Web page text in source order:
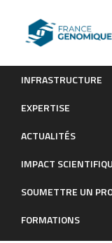
INFRASTRUCTURE
EXPERTISE
ACTUALITÉS
IMPACT
SOUMETTRE UN
FORMATIONS
Le CNRGH